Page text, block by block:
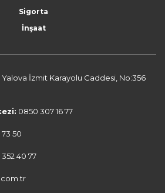
Sigorta
İnşaat
İzmit Karayolu Caddesi, No:356
0850 307 16 77
73 50
352 40 77